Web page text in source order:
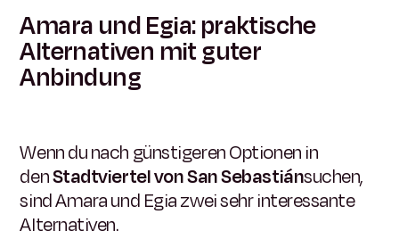
Amara und Egia: praktische
Alternativen mit guter
Anbindung
Wenn du nach günstigeren Optionen in
denStadtviertel von San Sebastiánsuchen,
sind Amara und Egia zwei sehr interessante
Alternativen.